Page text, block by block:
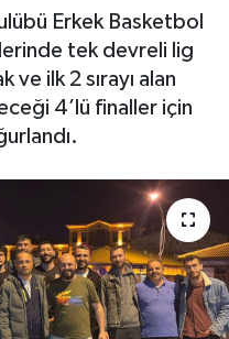
Erkek Basketbol
tek devreli lig
ve ilk 2 sırayı alan
4’lü finaller için
Fikstür